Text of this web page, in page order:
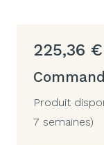
225,36 €
Produit
7 semaines)